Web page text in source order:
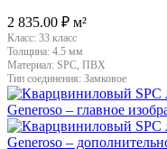
2 835.00 ₽ м²
Класс: 33 класс
Толщина: 4.5 мм
Материал: SPC, ПВХ
Тип соединения: Замковое